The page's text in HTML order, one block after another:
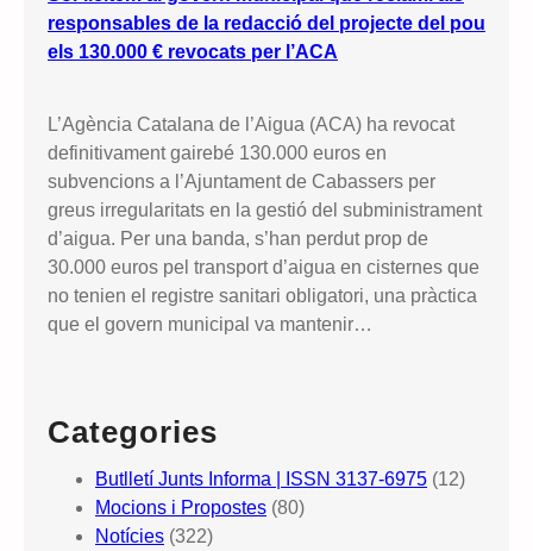
responsables de la redacció del projecte del pou
els 130.000 € revocats per l’ACA
L’Agència Catalana de l’Aigua (ACA) ha revocat
definitivament gairebé 130.000 euros en
subvencions a l’Ajuntament de Cabassers per
greus irregularitats en la gestió del subministrament
d’aigua. Per una banda, s’han perdut prop de
30.000 euros pel transport d’aigua en cisternes que
no tenien el registre sanitari obligatori, una pràctica
que el govern municipal va mantenir…
Categories
Butlletí Junts Informa | ISSN 3137-6975 (12)
Mocions i Propostes (80)
Notícies (322)